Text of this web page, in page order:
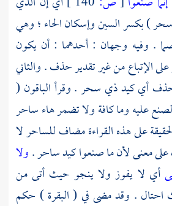
) بكسر السين وإسكان الحاء ؛ وهي
. وفيه وجهان : أحدهما : أن يكون
الإتباع من غير تقدير حذف . والثاني
أي كيد ذي سحر . وقرأ الباقون (
عليه وما كافة ولا تضمر هاء ساحر
على هذه القراءة مضاف للساحر لا
معنى لأن ما صنعوا كيد ساحر .ولا
أي لا يفوز ولا ينجو حيث أتى من
. وقد مضى في ( البقرة ) حكم